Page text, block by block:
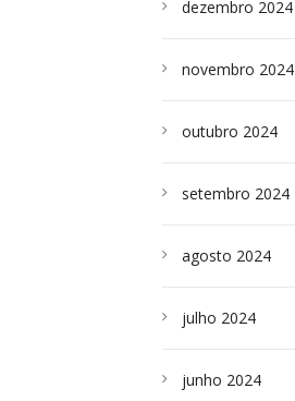
dezembro 2024
novembro 2024
outubro 2024
setembro 2024
agosto 2024
julho 2024
junho 2024